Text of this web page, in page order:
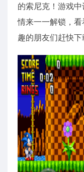
的索尼克！游戏
情来一一解锁，
趣的朋友们赶快下